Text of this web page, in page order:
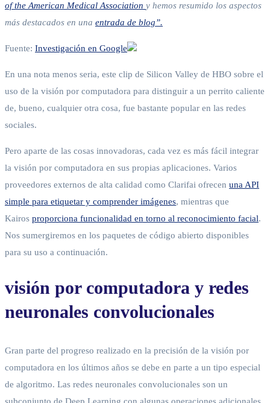
of the American Medical Association y hemos resumido los aspectos
más destacados en una entrada de blog”.
Fuente: Investigación en Google
En una nota menos seria, este clip de Silicon Valley de HBO sobre el
uso de la visión por computadora para distinguir a un perrito caliente
de, bueno, cualquier otra cosa, fue bastante popular en las redes
sociales.
Pero aparte de las cosas innovadoras, cada vez es más fácil integrar
la visión por computadora en sus propias aplicaciones. Varios
proveedores externos de alta calidad como Clarifai ofrecen una API
simple para etiquetar y comprender imágenes, mientras que
Kairos proporciona funcionalidad en torno al reconocimiento facial.
Nos sumergiremos en los paquetes de código abierto disponibles
para su uso a continuación.
visión por computadora y redes
neuronales convolucionales
Gran parte del progreso realizado en la precisión de la visión por
computadora en los últimos años se debe en parte a un tipo especial
de algoritmo. Las redes neuronales convolucionales son un